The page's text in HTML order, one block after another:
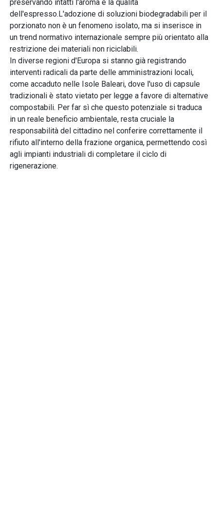
preservando intatti l'aroma e la qualità
dell'espresso.L'adozione di soluzioni biodegradabili per il
porzionato non è un fenomeno isolato, ma si inserisce in
un trend normativo internazionale sempre più orientato alla
restrizione dei materiali non riciclabili.
In diverse regioni d'Europa si stanno già registrando
interventi radicali da parte delle amministrazioni locali,
come accaduto nelle Isole Baleari, dove l'uso di capsule
tradizionali è stato vietato per legge a favore di alternative
compostabili. Per far sì che questo potenziale si traduca
in un reale beneficio ambientale, resta cruciale la
responsabilità del cittadino nel conferire correttamente il
rifiuto all'interno della frazione organica, permettendo così
agli impianti industriali di completare il ciclo di
rigenerazione.